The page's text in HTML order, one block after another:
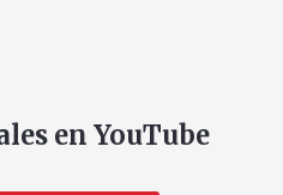
en YouTube